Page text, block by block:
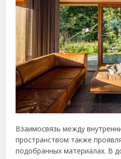
Взаимосвязь между
пространством также
подобранных материалах. В